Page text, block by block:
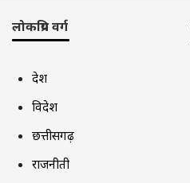
लोकप्रिय वर्ग
देश
विदेश
छत्तीसगढ़
राजनीती